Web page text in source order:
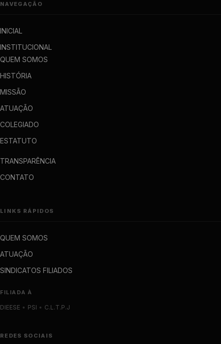
NAVEGAÇÃO
INICIAL
INSTITUCIONAL
QUEM SOMOS
HISTÓRIA
MISSÃO
ATUAÇÃO
COLEGIADO
ESTATUTO
TRANSPARÊNCIA
CONTATO
LINKS RÁPIDOS
QUEM SOMOS
ATUAÇÃO
SINDICATOS FILIADOS
FILIADA À
DIEESE • PSI • C.L.T.P.J
REDES SOCIAIS